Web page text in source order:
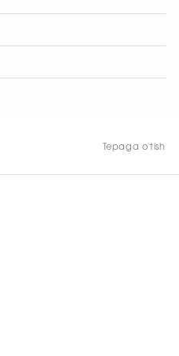
Tepaga o'tish